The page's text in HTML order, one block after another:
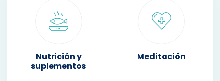
Nutrición y
suplementos
Meditación